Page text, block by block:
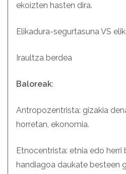
ekoizten hasten dira.
Elikadura-segurtasuna VS
Iraultza berdea
Baloreak:
Antropozentrista: gizakia
horretan, ekonomia.
Etnocentrista: etnia edo herri
handiagoa daukate besteen